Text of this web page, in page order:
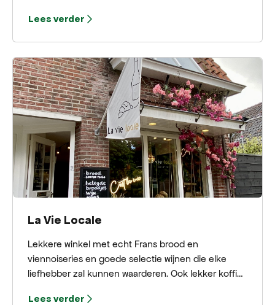
Lees verder
La Vie Locale
Lekkere winkel met echt Frans brood en
viennoiseries en goede selectie wijnen die elke
liefhebber zal kunnen waarderen. Ook lekker koffie
Lees verder